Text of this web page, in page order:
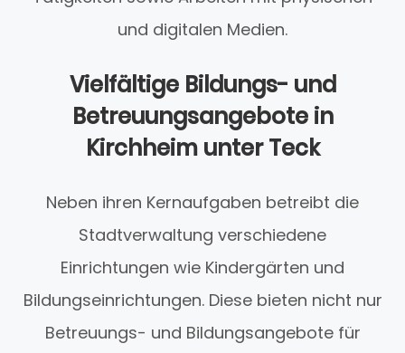
und digitalen Medien.
Vielfältige Bildungs- und
Betreuungsangebote in
Kirchheim unter Teck
Neben ihren Kernaufgaben betreibt die
Stadtverwaltung verschiedene
Einrichtungen wie Kindergärten und
Bildungseinrichtungen. Diese bieten nicht nur
Betreuungs- und Bildungsangebote für